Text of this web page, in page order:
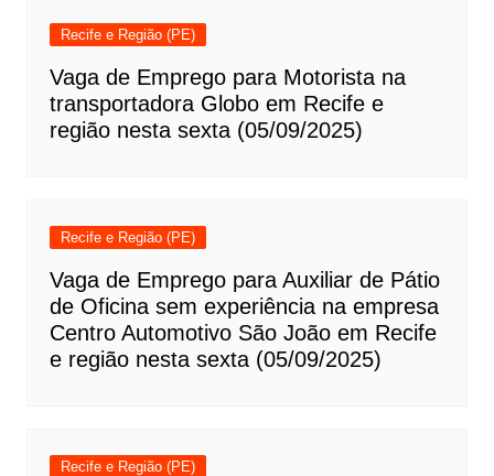
Recife e Região (PE)
Vaga de Emprego para Motorista na
transportadora Globo em Recife e
região nesta sexta (05/09/2025)
Recife e Região (PE)
Vaga de Emprego para Auxiliar de Pátio
de Oficina sem experiência na empresa
Centro Automotivo São João em Recife
e região nesta sexta (05/09/2025)
Recife e Região (PE)